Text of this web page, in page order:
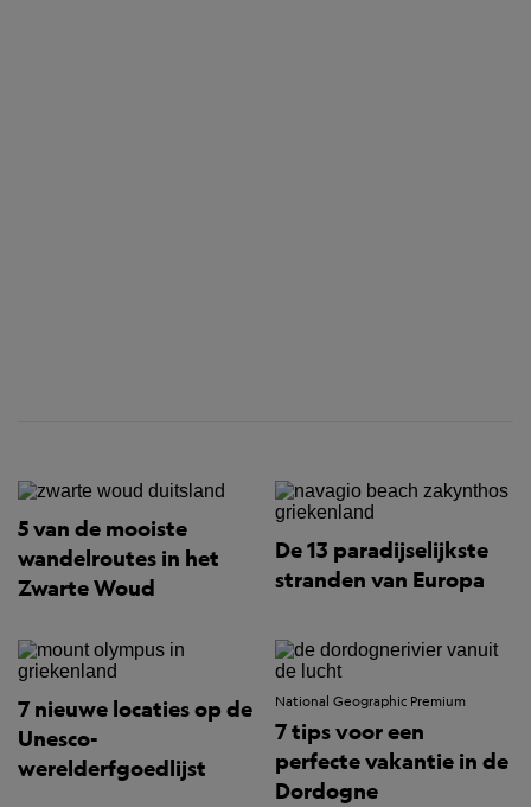
5 van de mooiste
wandelroutes in het
Zwarte Woud
De 13 paradijselijkste
stranden van Europa
7 nieuwe locaties op de
Unesco-
werelderfgoedlijst
National Geographic Premium
7 tips voor een
perfecte vakantie in de
Dordogne